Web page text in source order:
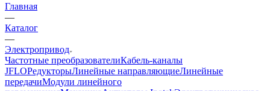
Главная
—
Каталог
—
Электропривод
Частотные преобразователиКабель-каналы
JFLOРедукторыЛинейные направляющиеЛинейные
передачиМодули линейного